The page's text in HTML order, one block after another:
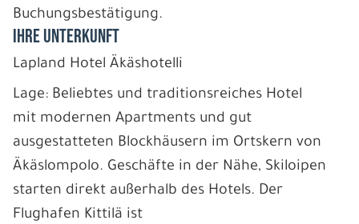
Buchungsbestätigung.
IHRE UNTERKUNFT
Lapland Hotel Äkäshotelli
Lage: Beliebtes und traditionsreiches Hotel
mit modernen Apartments und gut
ausgestatteten Blockhäusern im Ortskern von
Äkäslompolo. Geschäfte in der Nähe, Skiloipen
starten direkt außerhalb des Hotels. Der
Flughafen Kittilä ist